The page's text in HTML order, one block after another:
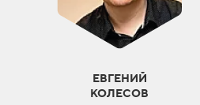
ЕВГЕНИЙ
КОЛЕСОВ